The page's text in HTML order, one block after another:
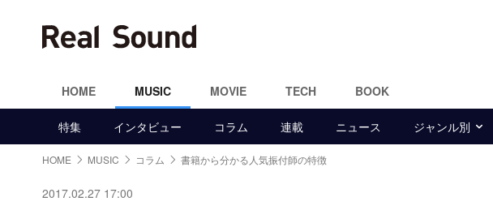
HOME MUSIC MOVIE TECH BOOK
特集 インタビュー コラム 連載 ニュース ジャンル別
HOME MUSIC コラム 書籍から分かる人気振付師の特徴
2017.02.27 17:00